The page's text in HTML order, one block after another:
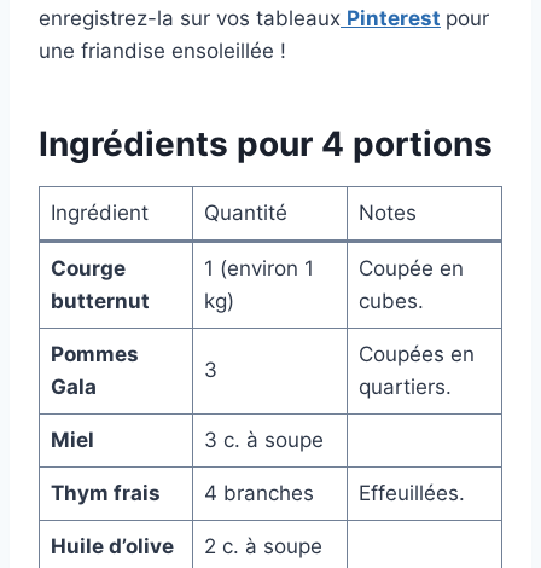
enregistrez-la sur vos tableaux Pinterest pour
une friandise ensoleillée !
Ingrédients pour 4 portions
Ingrédient Quantité Notes
Courge
butternut
1 (environ 1
kg)
Coupée en
cubes.
Pommes
Gala
3
Coupées en
quartiers.
Miel 3 c. à soupe
Thym frais 4 branches Effeuillées.
Huile d’olive 2 c. à soupe